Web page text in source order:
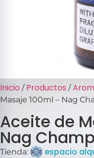
Inicio / Productos /
Masaje 100ml – Nag
Aceite de
Nag
Tienda: espacio